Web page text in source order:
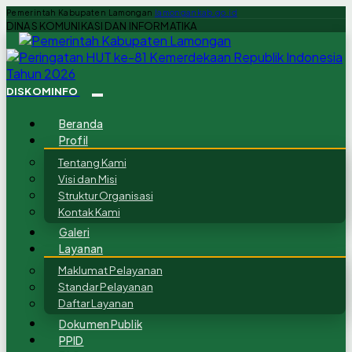
Pemerintah Kabupaten Lamongan lamongankab.go.id
DINAS KOMUNIKASI DAN INFORMATIKA
DISKOMINFO
Beranda
Profil
Tentang Kami
Visi dan Misi
Struktur Organisasi
Kontak Kami
Galeri
Layanan
Maklumat Pelayanan
Standar Pelayanan
Daftar Layanan
Dokumen Publik
PPID